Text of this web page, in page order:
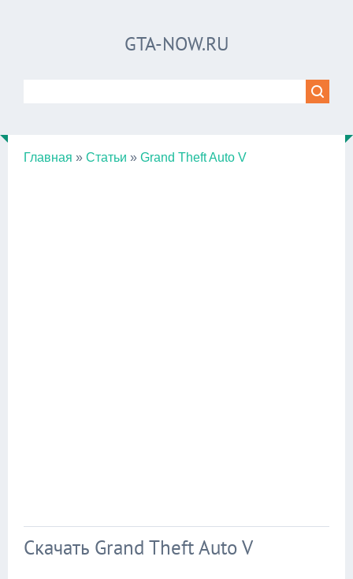
GTA-NOW.RU
Главная » Статьи » Grand Theft Auto V
Скачать Grand Theft Auto V